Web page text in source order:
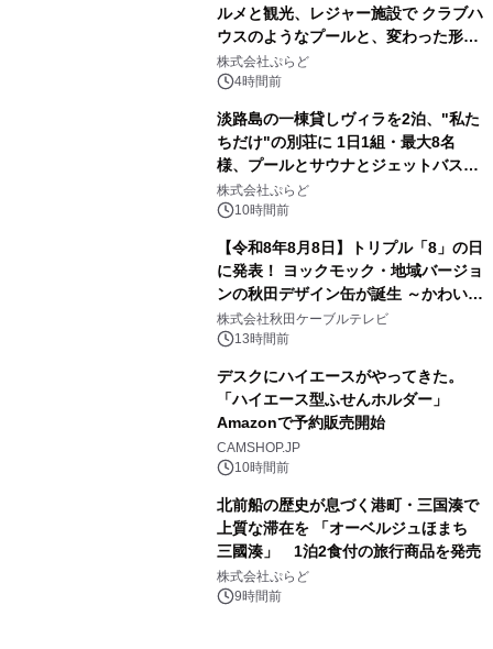
ルメと観光、レジャー施設で クラブハ
ウスのようなプールと、変わった形の
サウナも 「THE BOXY AWAJI」のお
得な素泊まり連泊プランで
株式会社ぷらど
4時間前
淡路島の一棟貸しヴィラを2泊、"私た
ちだけ"の別荘に 1日1組・最大8名
様、プールとサウナとジェットバス付
きで Villa Mon Temps AWAJIの連泊
素泊りプラン
株式会社ぷらど
10時間前
【令和8年8月8日】トリプル「8」の日
に発表！ ヨックモック・地域バージョ
ンの秋田デザイン缶が誕生 ～かわいい
秋田犬の子犬と秋田の四季と名所を巡
るパッケージ～ 9月1日(火)秋田県内で
株式会社秋田ケーブルテレビ
13時間前
デスクにハイエースがやってきた。
「ハイエース型ふせんホルダー」
Amazonで予約販売開始
CAMSHOP.JP
10時間前
北前船の歴史が息づく港町・三国湊で
上質な滞在を 「オーベルジュほまち
三國湊」 1泊2食付の旅行商品を発売
株式会社ぷらど
9時間前